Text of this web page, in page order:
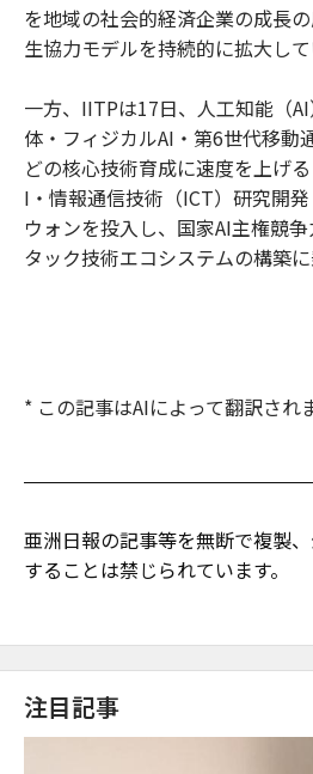
を地域の社会的経済企業の成長
生協力モデルを持続的に拡大して
一方、IITPは17日、人工知能（
体・フィジカルAI・第6世代移動
どの核心技術育成に速度を上げ
I・情報通信技術（ICT）研究開
ウォンを投入し、国家AI主権競
タック技術エコシステムの構築
* この記事はAIによって翻訳され
亜洲日報の記事等を無断で複製
することは禁じられています。
注目記事